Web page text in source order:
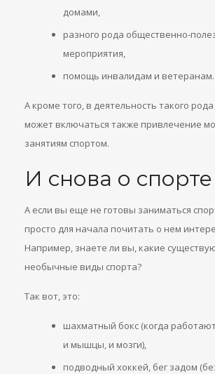
домами,
разного рода общественно-
мероприятия,
помощь инвалидам и ветеранам.
А кроме того, в деятельность такого
может включаться также привлечение
занятиям спортом.
И снова о спорте
А если вы еще не готовы заниматься
просто для начала почитать о нем
Например, знаете ли вы, какие
необычные виды спорта?
Так вот, это:
шахматный бокс (когда
и мышцы, и мозги),
подводный хоккей, бег задом